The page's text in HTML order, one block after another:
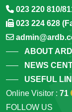
023 220 810/
023 224 628
ABOUT
NEWS
USEFUL
Online Visitor : 71
FOLLOW US